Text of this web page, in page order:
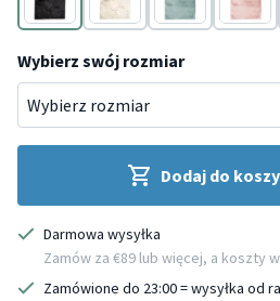
Czarny KremowyNiebieskiRóżowy
Wybierz swój rozmiar
Dodaj do
Darmowa wysyłka
Zamów za €89 lub więcej, a koszty
Zamówione do 23:00 = wysyłka od